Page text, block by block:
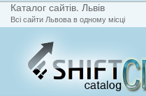
Каталог сайтів. Львів
Всі сайти Львова в одному місці